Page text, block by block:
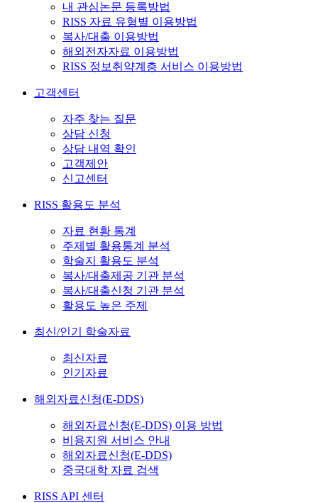
내 관심논문 등록방법
RISS 자료 유형별 이용방법
복사/대출 이용방법
해외전자자료 이용방법
RISS 정보취약계층 서비스 이용방법
고객센터
자주 찾는 질문
상담 신청
상담 내역 확인
고객제안
신고센터
RISS 활용도 분석
자료 현황 통계
주제별 활용통계 분석
학술지 활용도 분석
복사/대출제공 기관 분석
복사/대출신청 기관 분석
활용도 높은 주제
최신/인기 학술자료
최신자료
인기자료
해외자료신청(E-DDS)
해외자료신청(E-DDS) 이용 방법
비용지원 서비스 안내
해외자료신청(E-DDS)
중국대학 자료 검색
RISS API 센터